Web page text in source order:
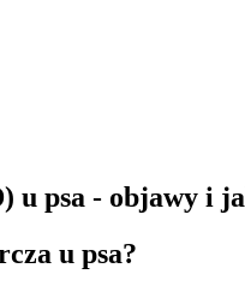
u psa - objawy i
u psa?